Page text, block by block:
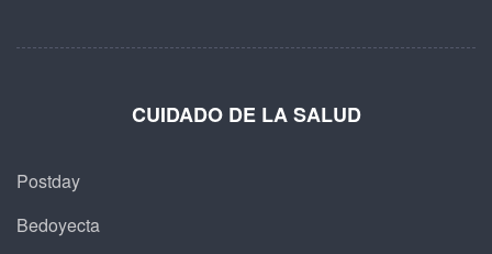
CUIDADO DE LA SALUD
Postday
Bedoyecta